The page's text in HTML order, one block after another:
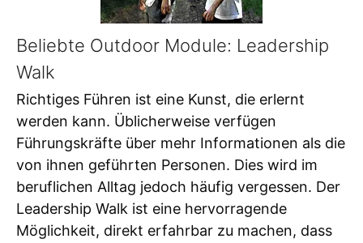
Beliebte Outdoor Module: Leadership
Walk
Richtiges Führen ist eine Kunst, die erlernt
werden kann. Üblicherweise verfügen
Führungskräfte über mehr Informationen als die
von ihnen geführten Personen. Dies wird im
beruflichen Alltag jedoch häufig vergessen. Der
Leadership Walk ist eine hervorragende
Möglichkeit, direkt erfahrbar zu machen, dass